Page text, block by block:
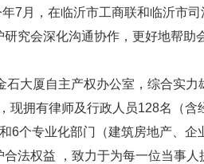
7月，在临沂市工商联和临沂市司
究会深化沟通协作，更好地帮助
大厦自主产权办公室，综合实力
现拥有律师及行政人员128名（含
6个专业化部门（建筑房地产、企
法权益 ，致力于为每一位当事人